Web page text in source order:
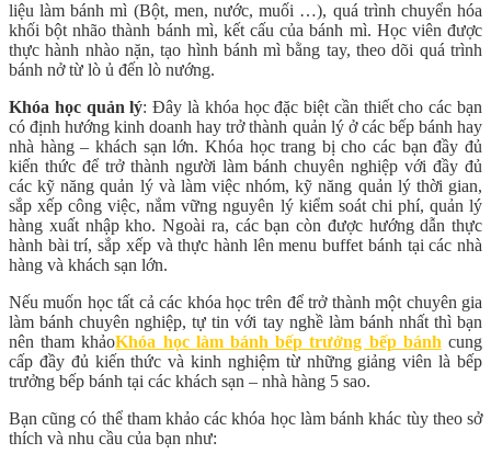
liệu làm bánh mì (Bột, men, nước, muối …), quá trình chuyển hóa
khối bột nhão thành bánh mì, kết cấu của bánh mì. Học viên được
thực hành nhào nặn, tạo hình bánh mì bằng tay, theo dõi quá trình
bánh nở từ lò ủ đến lò nướng.
Khóa học quản lý: Đây là khóa học đặc biệt cần thiết cho các bạn
có định hướng kinh doanh hay trở thành quản lý ở các bếp bánh hay
nhà hàng – khách sạn lớn. Khóa học trang bị cho các bạn đầy đủ
kiến thức để trở thành người làm bánh chuyên nghiệp với đầy đủ
các kỹ năng quản lý và làm việc nhóm, kỹ năng quản lý thời gian,
sắp xếp công việc, nắm vững nguyên lý kiểm soát chi phí, quản lý
hàng xuất nhập kho. Ngoài ra, các bạn còn được hướng dẫn thực
hành bài trí, sắp xếp và thực hành lên menu buffet bánh tại các nhà
hàng và khách sạn lớn.
Nếu muốn học tất cả các khóa học trên để trở thành một chuyên gia
làm bánh chuyên nghiệp, tự tin với tay nghề làm bánh nhất thì bạn
nên tham khảoKhóa học làm bánh bếp trưởng bếp bánh cung
cấp đầy đủ kiến thức và kinh nghiệm từ những giảng viên là bếp
trưởng bếp bánh tại các khách sạn – nhà hàng 5 sao.
Bạn cũng có thể tham khảo các khóa học làm bánh khác tùy theo sở
thích và nhu cầu của bạn như: